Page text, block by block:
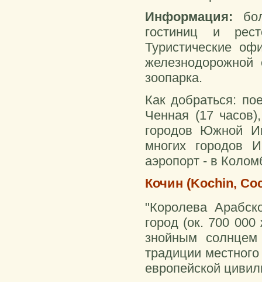
Информация:
гостиниц и
Туристические
зоопарка.
Как добраться:
Ченная (17
городов Южной
многих городов
аэропорт - в
Кочин (Kochin,
"Королева
город (ок. 700
знойным
традиции
европейской